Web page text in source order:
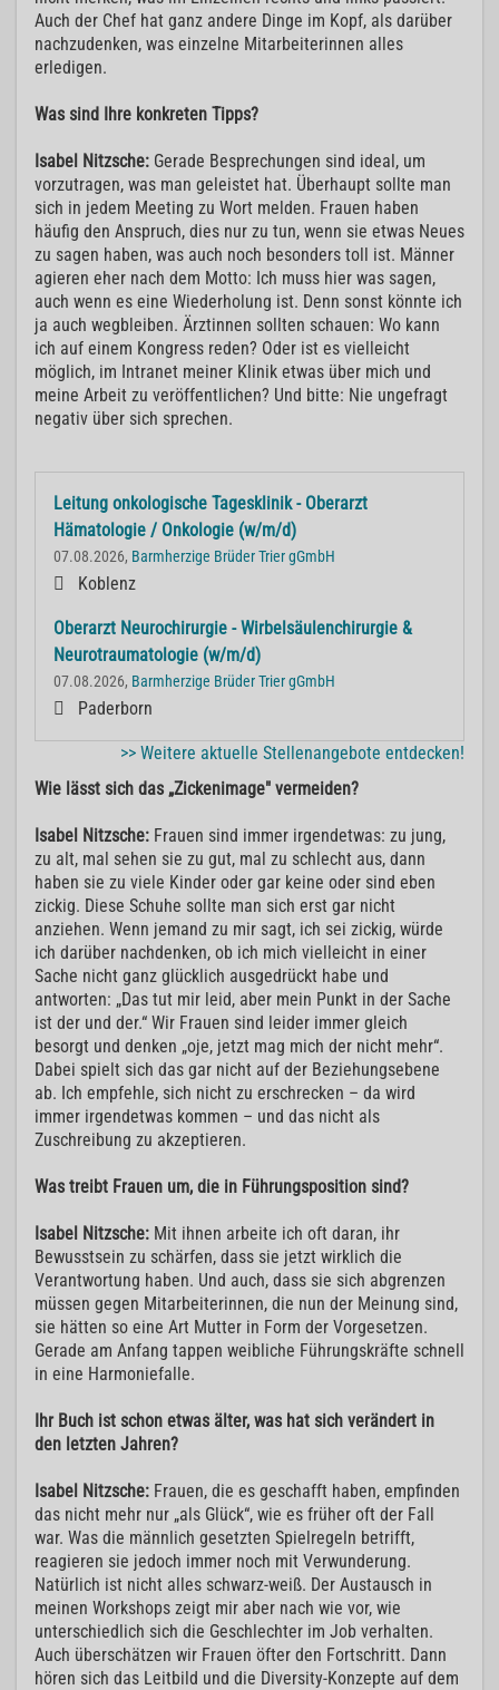
Auch der Chef hat ganz andere Dinge im Kopf, als darüber
nachzudenken, was einzelne Mitarbeiterinnen alles
erledigen.
Was sind Ihre konkreten Tipps?
Isabel Nitzsche: Gerade Besprechungen sind ideal, um
vorzutragen, was man geleistet hat. Überhaupt sollte man
sich in jedem Meeting zu Wort melden. Frauen haben
häufig den Anspruch, dies nur zu tun, wenn sie etwas Neues
zu sagen haben, was auch noch besonders toll ist. Männer
agieren eher nach dem Motto: Ich muss hier was sagen,
auch wenn es eine Wiederholung ist. Denn sonst könnte ich
ja auch wegbleiben. Ärztinnen sollten schauen: Wo kann
ich auf einem Kongress reden? Oder ist es vielleicht
möglich, im Intranet meiner Klinik etwas über mich und
meine Arbeit zu veröffentlichen? Und bitte: Nie ungefragt
negativ über sich sprechen.
Leitung onkologische Tagesklinik - Oberarzt
Hämatologie / Onkologie (w/m/d)
07.08.2026, Barmherzige Brüder Trier gGmbH
Koblenz
Oberarzt Neurochirurgie - Wirbelsäulenchirurgie &
Neurotraumatologie (w/m/d)
07.08.2026, Barmherzige Brüder Trier gGmbH
Paderborn
>> Weitere aktuelle Stellenangebote entdecken!
Wie lässt sich das „Zickenimage" vermeiden?
Isabel Nitzsche: Frauen sind immer irgendetwas: zu jung,
zu alt, mal sehen sie zu gut, mal zu schlecht aus, dann
haben sie zu viele Kinder oder gar keine oder sind eben
zickig. Diese Schuhe sollte man sich erst gar nicht
anziehen. Wenn jemand zu mir sagt, ich sei zickig, würde
ich darüber nachdenken, ob ich mich vielleicht in einer
Sache nicht ganz glücklich ausgedrückt habe und
antworten: „Das tut mir leid, aber mein Punkt in der Sache
ist der und der.“ Wir Frauen sind leider immer gleich
besorgt und denken „oje, jetzt mag mich der nicht mehr“.
Dabei spielt sich das gar nicht auf der Beziehungsebene
ab. Ich empfehle, sich nicht zu erschrecken – da wird
immer irgendetwas kommen – und das nicht als
Zuschreibung zu akzeptieren.
Was treibt Frauen um, die in Führungsposition sind?
Isabel Nitzsche: Mit ihnen arbeite ich oft daran, ihr
Bewusstsein zu schärfen, dass sie jetzt wirklich die
Verantwortung haben. Und auch, dass sie sich abgrenzen
müssen gegen Mitarbeiterinnen, die nun der Meinung sind,
sie hätten so eine Art Mutter in Form der Vorgesetzen.
Gerade am Anfang tappen weibliche Führungskräfte schnell
in eine Harmoniefalle.
Ihr Buch ist schon etwas älter, was hat sich verändert in
den letzten Jahren?
Isabel Nitzsche: Frauen, die es geschafft haben, empfinden
das nicht mehr nur „als Glück“, wie es früher oft der Fall
war. Was die männlich gesetzten Spielregeln betrifft,
reagieren sie jedoch immer noch mit Verwunderung.
Natürlich ist nicht alles schwarz-weiß. Der Austausch in
meinen Workshops zeigt mir aber nach wie vor, wie
unterschiedlich sich die Geschlechter im Job verhalten.
Auch überschätzen wir Frauen öfter den Fortschritt. Dann
hören sich das Leitbild und die Diversity-Konzepte auf dem